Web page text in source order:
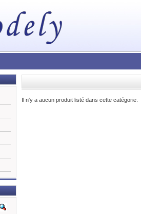
Il n'y a aucun produit listé dans cette catégorie.